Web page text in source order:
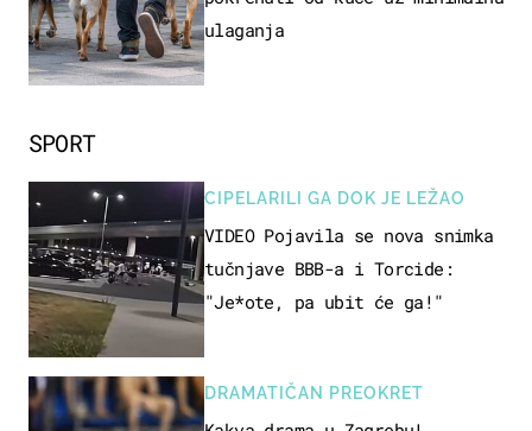
SPORT
CIPELARILI GA DOK JE LEŽAO
VIDEO Pojavila se nova snimka
tučnjave BBB-a i Torcide:
"Je*ote, pa ubit će ga!"
DRAMATIČAN PREOKRET
ulaganja